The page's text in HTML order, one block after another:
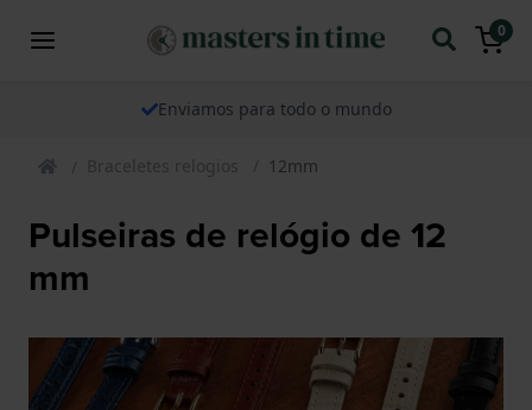
0
Enviamos para todo o mundo
Braceletes relogios 12mm
Pulseiras de relógio de 12
mm